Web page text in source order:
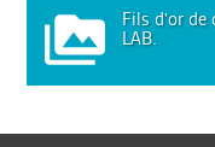
Fils d'or de
LAB.